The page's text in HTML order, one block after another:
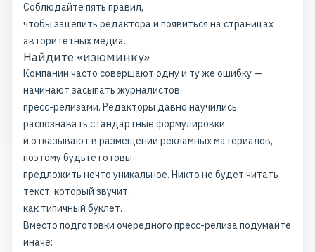
Соблюдайте пять правил,
чтобы зацепить редактора и появиться на страницах
авторитетных медиа.
Найдите «изюминку»
Компании часто совершают одну и ту же ошибку —
начинают засыпать журналистов
пресс-релизами. Редакторы давно научились
распознавать стандартные формулировки
и отказывают в размещении рекламных материалов,
поэтому будьте готовы
предложить нечто уникальное. Никто не будет читать
текст, который звучит,
как типичный буклет.
Вместо подготовки очередного пресс-релиза подумайте
иначе: